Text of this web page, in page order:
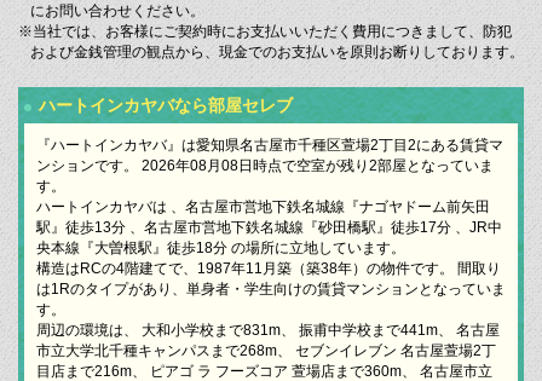
にお問い合わせください。
※当社では、お客様にご契約時にお支払いいただく費用につきまして、防犯
および金銭管理の観点から、現金でのお支払いを原則お断りしております。
ハートインカヤバなら部屋セレブ
『ハートインカヤバ』は愛知県名古屋市千種区萱場2丁目2にある賃貸マ
ンションです。 2026年08月08日時点で空室が残り2部屋となっていま
す。
ハートインカヤバは 、名古屋市営地下鉄名城線『ナゴヤドーム前矢田
駅』徒歩13分 、名古屋市営地下鉄名城線『砂田橋駅』徒歩17分 、JR中
央本線『大曽根駅』徒歩18分 の場所に立地しています。
構造はRCの4階建てで、1987年11月築（築38年）の物件です。 間取り
は1Rのタイプがあり、単身者・学生向けの賃貸マンションとなっていま
す。
周辺の環境は、 大和小学校まで831m、 振甫中学校まで441m、 名古屋
市立大学北千種キャンパスまで268m、 セブンイレブン 名古屋萱場2丁
目店まで216m、 ピアゴ ラ フーズコア 萱場店まで360m、 名古屋市立